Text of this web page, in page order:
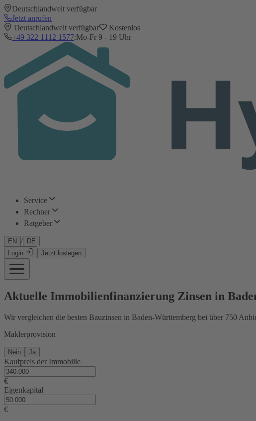
Deutschlandweit verfügbar
Jetzt anrufen
Deutschlandweit verfügbar
Kostenlos
+49 322 1112 1577:Mo-Fr 9 - 19 Uhr
Service
Rechner
Ratgeber
EN /
DE
Login
Jetzt loslegen
Aktuelle Immobilienfinanzierung Zinsen in
Wir vergleichen die besten Bauzinsen in Baden-Württemberg bei über 750
Maklerprovision
Nein Ja
Kaufpreis der Immobilie
€
Eigenkapital
€